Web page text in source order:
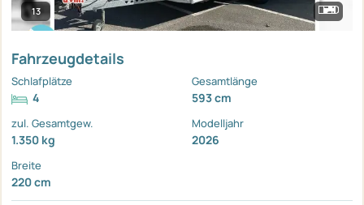
13
Fahrzeugdetails
Schlafplätze
4
Gesamtlänge
593 cm
zul. Gesamtgew.
1.350 kg
Modelljahr
2026
Breite
220 cm